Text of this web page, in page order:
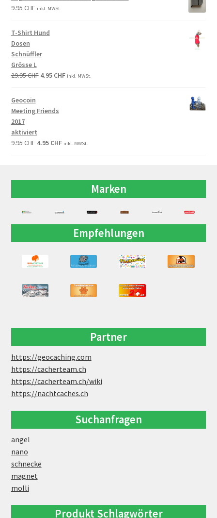
9.95 CHF inkl. MWSt.
T-Shirt Hund
Dosen
Schnüffler
Grösse L
29.95CHF 4.95 CHF inkl. MWSt.
Geocoin
Meeting Friends
2017
aktiviert
9.95CHF 4.95 CHF inkl. MWSt.
Marken
Empfehlungen
Partner
https://geocaching.com
https://cacherteam.ch
https://cacherteam.ch/wiki
https://nachtcaches.ch
Suchanfragen
angel
nano
schnecke
magnet
molli
Produkt Schlagwörter